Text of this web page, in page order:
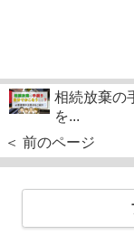
相続放棄の
を...
＜ 前のページ